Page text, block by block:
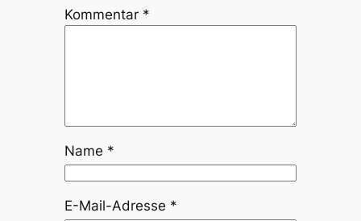
Kommentar *
Name *
E-Mail-Adresse *